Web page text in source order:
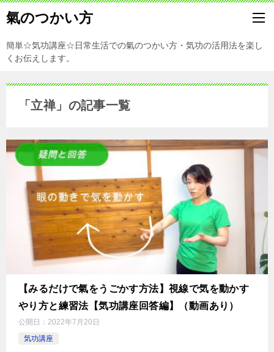
氣のつかい方
簡単☆気功講座☆日常生活での氣のつかい方・気功の活用法を楽し
くお伝えします。
「立禅」の記事一覧
【みるだけで氣をうごかす方法】視線で気を動かす
やり方と練習法【気功講座回答編】（動画あり）
公開日： 2022年7月20日
気功講座